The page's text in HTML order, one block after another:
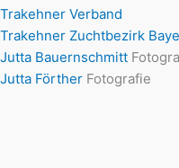
Trakehner Verband
Trakehner Zuchtbezirk
Jutta Bauernschmitt
Jutta FörtherFotografie